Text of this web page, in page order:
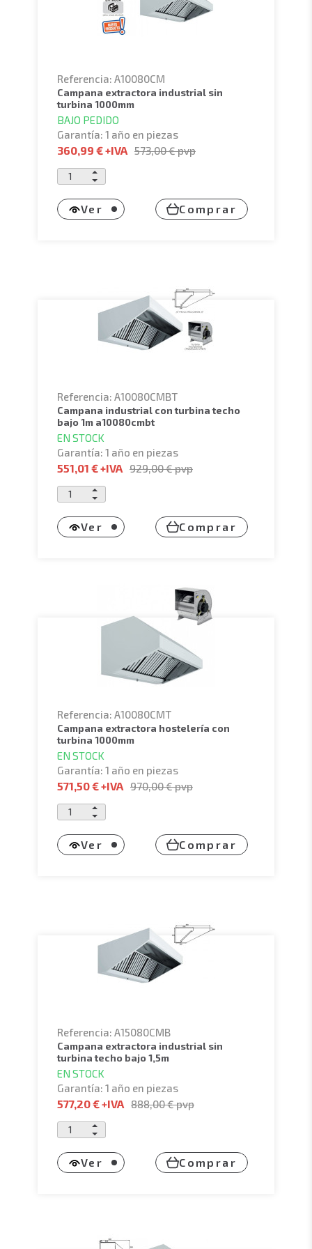
Referencia: A10080CM
campana extractora industrial sin
turbina 1000mm
BAJO PEDIDO
Garantía: 1 año en piezas
360,99 €+IVA 573,00 €pvp
Ver Comprar
Referencia: A10080CMBT
campana industrial con turbina techo
bajo 1m a10080cmbt
EN STOCK
Garantía: 1 año en piezas
551,01 €+IVA 929,00 €pvp
Ver Comprar
Referencia: A10080CMT
campana extractora hostelería con
turbina 1000mm
EN STOCK
Garantía: 1 año en piezas
571,50 €+IVA 970,00 €pvp
Ver Comprar
Referencia: A15080CMB
campana extractora industrial sin
turbina techo bajo 1,5m
EN STOCK
Garantía: 1 año en piezas
577,20 €+IVA 888,00 €pvp
Ver Comprar